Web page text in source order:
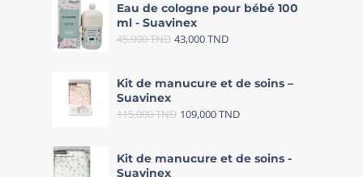
Eau de cologne pour bébé 100
ml - Suavinex
45,000TND 43,000TND
Kit de manucure et de soins –
Suavinex
115,000TND 109,000TND
Kit de manucure et de soins -
Suavinex